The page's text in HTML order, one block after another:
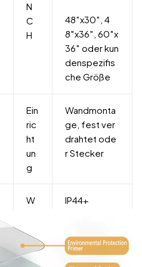
N
C
H
48″x30″, 4
8″x36″, 60″x
36″ oder kun
denspezifis
che Größe
Ein
ric
ht
un
g
Wandmonta
ge, fest ver
drahtet ode
r Stecker
W
rdi
ch
IP44+